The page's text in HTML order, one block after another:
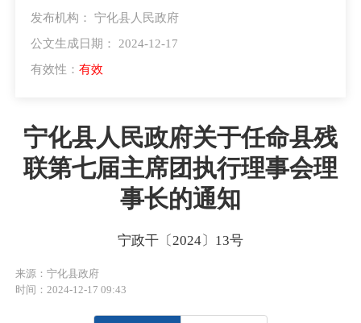
发布机构： 宁化县人民政府
公文生成日期： 2024-12-17
有效性： 有效
宁化县人民政府关于任命县残
联第七届主席团执行理事会理
事长的通知
宁政干〔2024〕13号
来源：宁化县政府
时间：2024-12-17 09:43